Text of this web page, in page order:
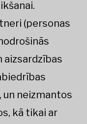
(personas
aizsardzības
neizmantos
kā tikai ar